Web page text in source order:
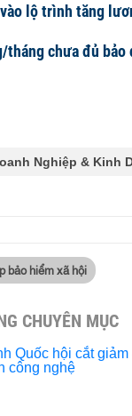
lộ trình tăng
chưa đủ bảo
Nghiệp & Kinh
bảo hiểm xã hội
CHUYÊN MỤC